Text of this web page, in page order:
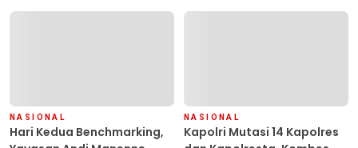
NASIONAL
Hari Kedua Benchmarking,
NASIONAL
Kapolri Mutasi 14 Kapolres